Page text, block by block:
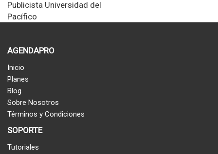
Publicista Universidad del
Pacífico
AGENDAPRO
Inicio
Planes
Blog
Sobre Nosotros
Términos y Condiciones
SOPORTE
Tutoriales